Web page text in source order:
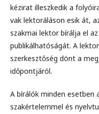
kézirat illeszkedik a
vak lektoráláson esik át,
szakmai lektor bírálja el
publikálhatóságát. A
szerkesztőség dönt a
időpontjáról.
A bírálók minden esetben
szakértelemmel és